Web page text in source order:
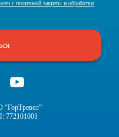
с политикой защиты и обработки
772101001